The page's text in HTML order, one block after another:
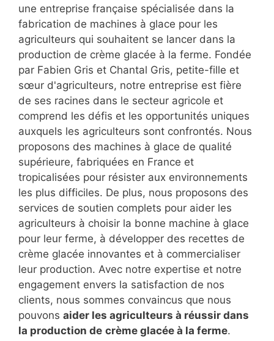
une entreprise française spécialisée dans la
fabrication de machines à glace pour les
agriculteurs qui souhaitent se lancer dans la
production de crème glacée à la ferme. Fondée
par Fabien Gris et Chantal Gris, petite-fille et
sœur d'agriculteurs, notre entreprise est fière
de ses racines dans le secteur agricole et
comprend les défis et les opportunités uniques
auxquels les agriculteurs sont confrontés. Nous
proposons des machines à glace de qualité
supérieure, fabriquées en France et
tropicalisées pour résister aux environnements
les plus difficiles. De plus, nous proposons des
services de soutien complets pour aider les
agriculteurs à choisir la bonne machine à glace
pour leur ferme, à développer des recettes de
crème glacée innovantes et à commercialiser
leur production. Avec notre expertise et notre
engagement envers la satisfaction de nos
clients, nous sommes convaincus que nous
pouvons aider les agriculteurs à réussir dans
la production de crème glacée à la ferme.